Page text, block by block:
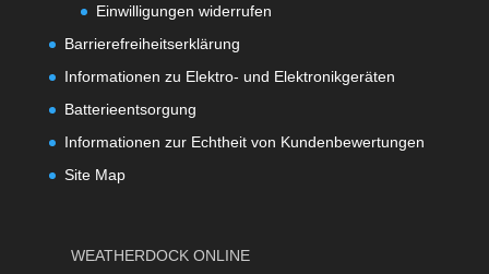
Einwilligungen widerrufen
Barrierefreiheitserklärung
Informationen zu Elektro- und Elektronikgeräten
Batterieentsorgung
Informationen zur Echtheit von Kundenbewertungen
Site Map
WEATHERDOCK ONLINE